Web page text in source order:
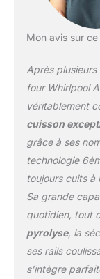
Mon avis sur
Après plusieurs
four Whirlpool
véritablement
cuisson
grâce à ses
technologie
toujours cuits à
Sa grande
quotidien, tout
pyrolyse, la
ses rails
s’intègre